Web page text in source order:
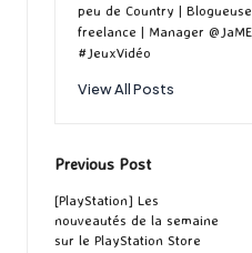
peu de Country |
freelance | Manager
#JeuxVidéo
View All Posts
Post
navigation
Previous Post
[PlayStation] Les
nouveautés de la semaine
sur le PlayStation Store